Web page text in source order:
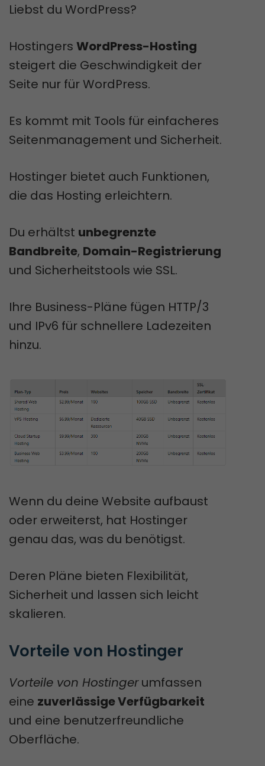
Liebst du WordPress?
Hostingers WordPress-Hosting
steigert die Geschwindigkeit der
Seite nur für WordPress.
Es kommt mit Tools für einfacheres
Seitenmanagement und Sicherheit.
Hostinger bietet auch Funktionen,
die das Hosting erleichtern.
Du erhältst unbegrenzte
Bandbreite, Domain-Registrierung
und Sicherheitstools wie SSL.
Ihre Business-Pläne fügen HTTP/3
und IPv6 für schnellere Ladezeiten
hinzu.
Wenn du deine Website aufbaust
oder erweiterst, hat Hostinger
genau das, was du benötigst.
Deren Pläne bieten Flexibilität,
Sicherheit und lassen sich leicht
skalieren.
Vorteile von Hostinger
Vorteile von Hostingerumfassen
eine zuverlässige Verfügbarkeit
und eine benutzerfreundliche
Oberfläche.